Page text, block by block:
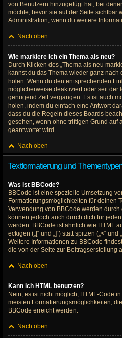
von Benutzern hinzugefügt hat, bei
möchte, bevor sie auf der Seite sichtbar
Administration, wenn du weitere
Nach oben
Wie markiere ich ein Thema als neu?
Durch Klicken des „Thema als neu
kannst du das Thema wieder ganz
holen. Wenn du den entsprechenden
möglicherweise deaktiviert oder seit der
genügend Zeit vergangen. Es ist auch
holen, indem du einfach eine Antwort
dass du die Regeln dieses Boards
gesehen, wenn ohne triftigen Grund auf
geantwortet wird.
Nach oben
Textformatierung und
Was ist BBCode?
BBCode ist eine spezielle Umsetzung
Formatierungsmöglichkeiten für deinen
Verwendung von BBCode werden
können jedoch auch durch dich für
werden. BBCode ist ähnlich wie HTML
eckigen („[“ und „]“) statt spitzen („<“
Weitere Informationen zu BBCode
die von der Seite zur Beitragserstellung
Nach oben
Kann ich HTML benutzen?
Nein, es ist nicht möglich, HTML-Code
meisten Formatierungsmöglichkeiten,
BBCode erreicht werden.
Nach oben